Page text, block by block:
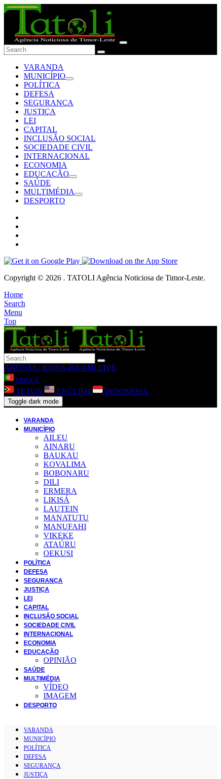
VARANDA
MUNICÍPIO
POLÍTICA
DEFESA
SEGURANÇA
JUSTIÇA
LEI
CAPITAL
INCLUSÃO SOCIAL
SOCIEDADE CIVIL
INTERNACIONAL
ECONOMIA
EDUCAÇÃO
SAÚDE
MULTIMÉDIA
DESPORTO
Copyright © 2026 . TATOLI Agência Noticiosa de Timor-Leste.
Home
Search
Menu
Top
ANUNSIU KONA-BA AMI LIVE
LINGUA
TETUN ENGLISH INDONESIA
Toggle dark mode
VARANDA
MUNICÍPIO
AILEU
AINARU
BAUKAU
KOVALIMA
BOBONARU
DILI
ERMERA
LIKISÁ
LAUTEIN
MANATUTU
MANUFAHI
VIKEKE
ATAÚRU
OEKUSI
POLÍTICA
DEFESA
SEGURANÇA
JUSTIÇA
LEI
CAPITAL
INCLUSÃO SOCIAL
SOCIEDADE CIVIL
INTERNACIONAL
ECONOMIA
EDUCAÇÃO
OPINIÃO
SAÚDE
MULTIMÉDIA
VÍDEO
IMAGEM
DESPORTO
VARANDA
MUNICÍPIO
POLÍTICA
DEFESA
SEGURANÇA
JUSTIÇA